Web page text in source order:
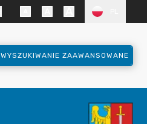
WYSZUKIWANIE ZAAWANSOWANE